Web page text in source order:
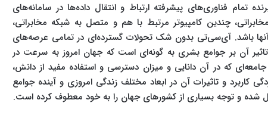
تمام فناوری‌های پیشرفته ارتباط و انتقال داده‌ها در سامانه‌های
چندین کامپیوتر مرتبط با هم و متصل به شبکه مخابراتی،
آنها باشد. آی‌سی‌تی بدون شک تحولات گسترده‌ای در تمامی عرصه‌های
آن بر جوامع بشری به گونه‌ای است که جهان امروز به سرعت در
که در آن دانایی و میزان دسترسی و استفاده مفید از دانش،
و تاثیرات آن در ابعاد مختلف زندگی امروزی و آینده جوامع
شده و توجه بسیاری از کشورهای جهان را به خود معطوف کرده است.